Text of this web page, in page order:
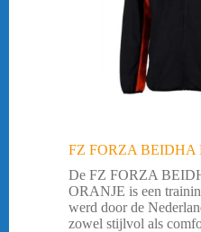
FZ FORZA BEIDHA
De FZ FORZA
ORANJE is een
werd door de
zowel stijlvol als